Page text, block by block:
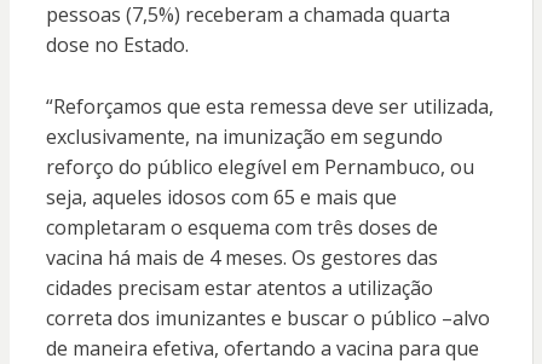
pessoas (7,5%) receberam a chamada quarta
dose no Estado.
“Reforçamos que esta remessa deve ser utilizada,
exclusivamente, na imunização em segundo
reforço do público elegível em Pernambuco, ou
seja, aqueles idosos com 65 e mais que
completaram o esquema com três doses de
vacina há mais de 4 meses. Os gestores das
cidades precisam estar atentos a utilização
correta dos imunizantes e buscar o público –alvo
de maneira efetiva, ofertando a vacina para que